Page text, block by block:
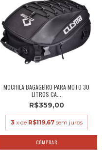
MOCHILA BAGAGEIRO PARA MOTO 30
LITROS CA...
R$359,00
3 x de R$119,67 sem juros